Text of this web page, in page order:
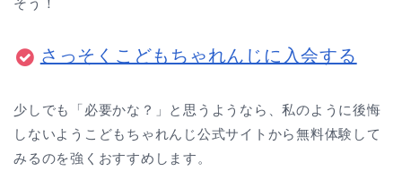
そう！
さっそくこどもちゃれんじに入会する
少しでも「必要かな？」と思うようなら、私のように後悔
しないようこどもちゃれんじ公式サイトから無料体験して
みるのを強くおすすめします。